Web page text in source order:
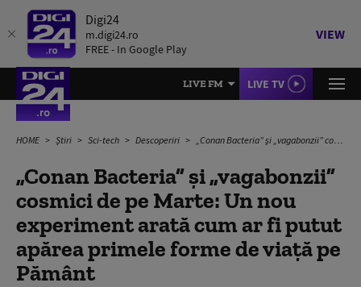
Digi24
m.digi24.ro
FREE - In Google Play
VIEW
LIVE FM LIVE TV
HOME Știri Sci-tech Descoperiri „Conan Bacteria” și „vagabonzii” cosmici de pe Marte: Un nou experiment arată cum ar fi putut apărea primele forme de viață pe Pământ
„Conan Bacteria” și „vagabonzii”
cosmici de pe Marte: Un nou
experiment arată cum ar fi putut
apărea primele forme de viață pe
Pământ